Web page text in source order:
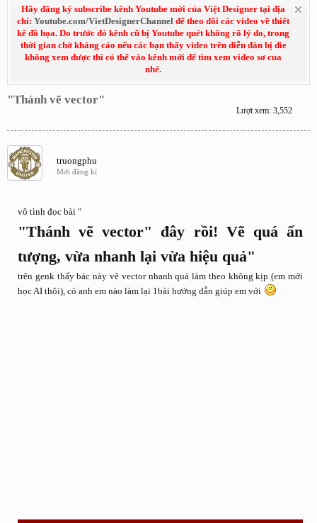
Hãy đăng ký subscribe kênh Youtube mới của Việt Designer tại địa
chỉ: Youtube.com/VietDesignerChannel để theo dõi các video về thiết
kế đồ họa. Do trước đó kênh cũ bị Youtube quét không rõ lý do, trong
thời gian chờ kháng cáo nếu các bạn thấy video trên diễn đàn bị die
không xem được thì có thể vào kênh mới để tìm xem video sơ cua
nhé.
"Thánh vẽ vector"
Lượt xem: 3,552
truongphu
Mới đăng kí
vô tình đọc bài "
"Thánh vẽ vector" đây rồi! Vẽ quá ấn
tượng, vừa nhanh lại vừa hiệu quả"
trên genk thấy bác này vẽ vector nhanh quá làm theo không kịp (em mới
học AI thôi), có anh em nào làm lại 1bài hướng dẫn giúp em với